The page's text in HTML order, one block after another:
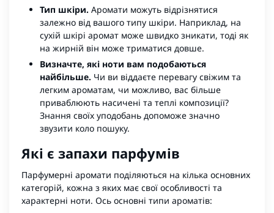
Тип шкіри. Аромати можуть відрізнятися
залежно від вашого типу шкіри. Наприклад, на
сухій шкірі аромат може швидко зникати, тоді як
на жирній він може триматися довше.
Визначте, які ноти вам подобаються
найбільше. Чи ви віддаєте перевагу свіжим та
легким ароматам, чи можливо, вас більше
приваблюють насичені та теплі композиції?
Знання своїх уподобань допоможе значно
звузити коло пошуку.
Які є запахи парфумів
Парфумерні аромати поділяються на кілька основних
категорій, кожна з яких має свої особливості та
характерні ноти. Ось основні типи ароматів: